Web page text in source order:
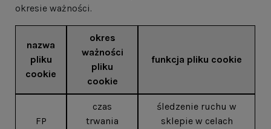
okresie ważności.
nazwa
pliku
cookie
okres
ważności
pliku
cookie
funkcja pliku cookie
FP
czas
trwania
śledzenie ruchu w
sklepie w celach